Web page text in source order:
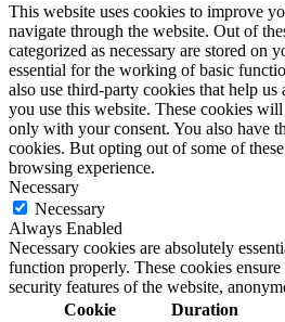
This website uses cookies to improve
navigate through the website. Out of
categorized as necessary are stored on
essential for the working of basic
also use third-party cookies that help
you use this website. These cookies
only with your consent. You also have
cookies. But opting out of some of
browsing experience.
Necessary
Necessary
Always Enabled
Necessary cookies are absolutely
function properly. These cookies
security features of the website,
Cookie
Duration